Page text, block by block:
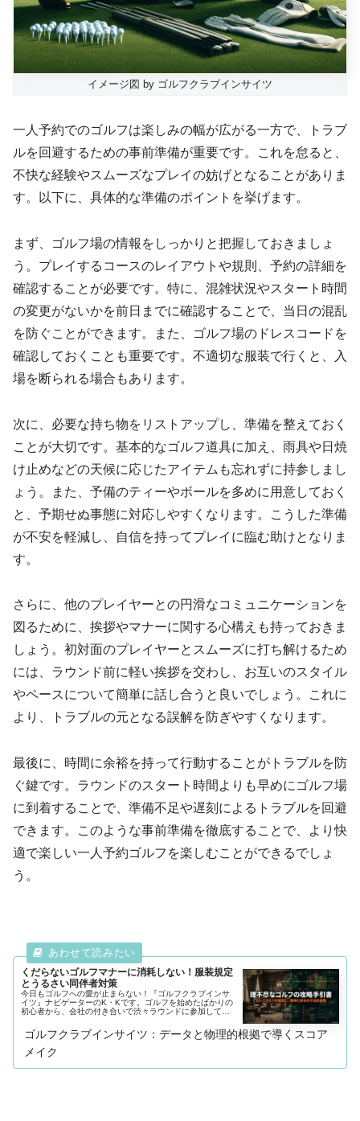
イメージ図 by ゴルフクラブインサイツ
一人予約でのゴルフは楽しみの幅が広がる一方で、トラブ
ルを回避するための事前準備が重要です。これを怠ると、
不快な経験やスムーズなプレイの妨げとなることがありま
す。以下に、具体的な準備のポイントを挙げます。
まず、ゴルフ場の情報をしっかりと把握しておきましょ
う。プレイするコースのレイアウトや規則、予約の詳細を
確認することが必要です。特に、混雑状況やスタート時間
の変更がないかを前日までに確認することで、当日の混乱
を防ぐことができます。また、ゴルフ場のドレスコードを
確認しておくことも重要です。不適切な服装で行くと、入
場を断られる場合もあります。
次に、必要な持ち物をリストアップし、準備を整えておく
ことが大切です。基本的なゴルフ道具に加え、雨具や日焼
け止めなどの天候に応じたアイテムも忘れずに持参しまし
ょう。また、予備のティーやボールを多めに用意しておく
と、予期せぬ事態に対応しやすくなります。こうした準備
が不安を軽減し、自信を持ってプレイに臨む助けとなりま
す。
さらに、他のプレイヤーとの円滑なコミュニケーションを
図るために、挨拶やマナーに関する心構えも持っておきま
しょう。初対面のプレイヤーとスムーズに打ち解けるため
には、ラウンド前に軽い挨拶を交わし、お互いのスタイル
やペースについて簡単に話し合うと良いでしょう。これに
より、トラブルの元となる誤解を防ぎやすくなります。
最後に、時間に余裕を持って行動することがトラブルを防
ぐ鍵です。ラウンドのスタート時間よりも早めにゴルフ場
に到着することで、準備不足や遅刻によるトラブルを回避
できます。このような事前準備を徹底することで、より快
適で楽しい一人予約ゴルフを楽しむことができるでしょ
う。
くだらないゴルフマナーに消耗しない！服装規定
とうるさい同伴者対策
今日もゴルフへの愛が止まらない！『ゴルフクラブインサ
イツ』ナビゲーターのK・Kです。ゴルフを始めたばかりの
初心者から、会社の付き合いで渋々ラウンドに参加してい
ルールが厳しすぎる」という壁で今日もゴルフへの愛が止
まらない！『ゴルフクラブインサイツ』ナビゲーターのK・
Kです。
ゴルフクラブインサイツ：データと物理的根拠で導くスコア
メイク